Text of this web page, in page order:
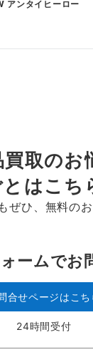
アンタイヒーロー
取のお
とはこち
ぜひ、無料の
ームでお
合せページはこち
24時間受付